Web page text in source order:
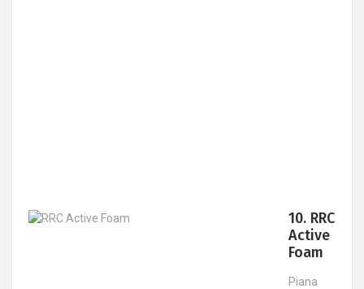
10. RRC
Active
Foam ​
Piana